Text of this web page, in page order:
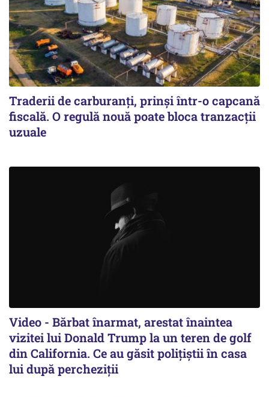
Traderii de carburanți, prinși într-o capcană
fiscală. O regulă nouă poate bloca tranzacții
uzuale
Video - Bărbat înarmat, arestat înaintea
vizitei lui Donald Trump la un teren de golf
din California. Ce au găsit polițiștii în casa
lui după percheziții